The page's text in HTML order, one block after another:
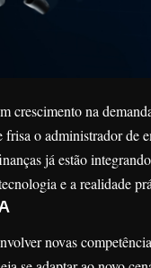
crescimento na
o administrador de
já estão
e a realidade
novas